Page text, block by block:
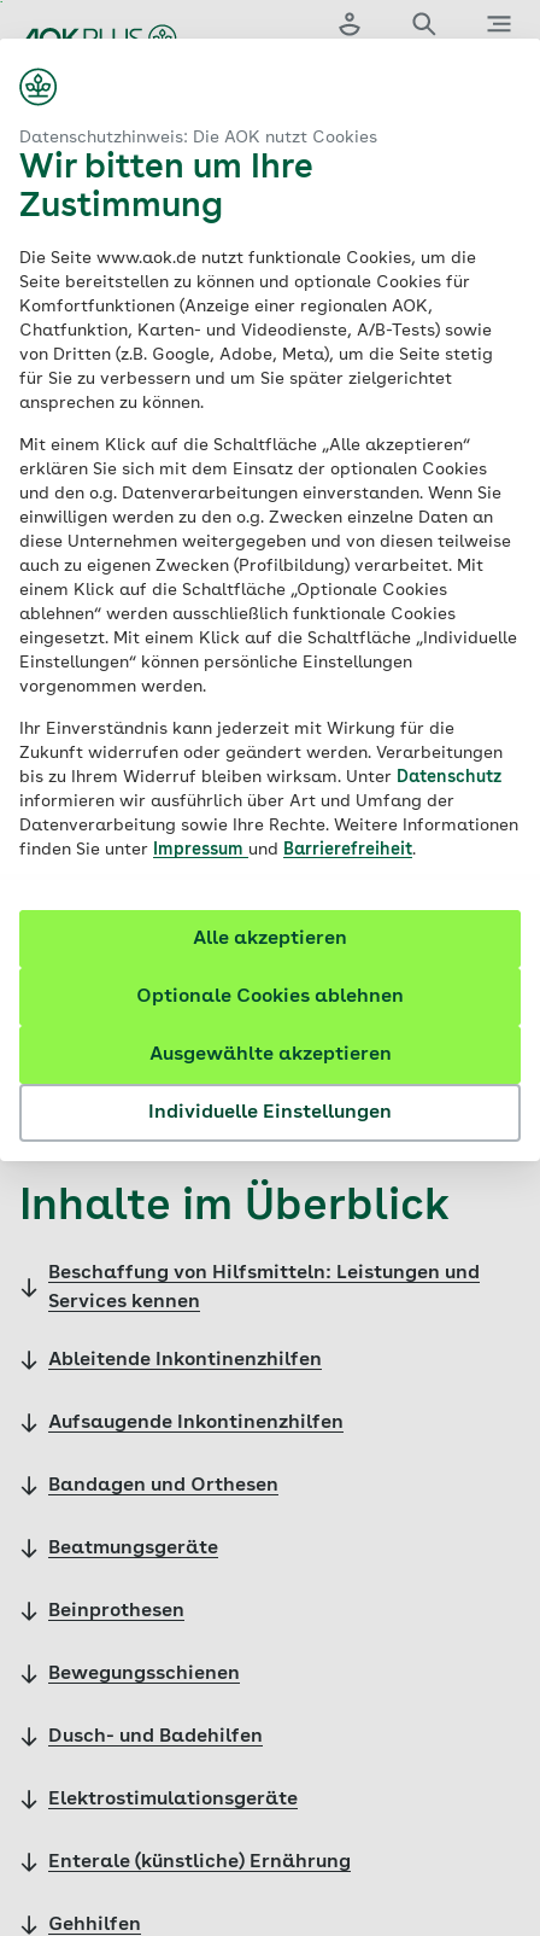
Datenschutzhinweis: Die AOK nutzt Cookies
Wir bitten um Ihre
Zustimmung
Die Seite www.aok.de nutzt funktionale Cookies, um die
Seite bereitstellen zu können und optionale Cookies für
Komfortfunktionen (Anzeige einer regionalen AOK,
Chatfunktion, Karten- und Videodienste, A/B-Tests) sowie
von Dritten (z.B. Google, Adobe, Meta), um die Seite stetig
für Sie zu verbessern und um Sie später zielgerichtet
ansprechen zu können.
Mit einem Klick auf die Schaltfläche „Alle akzeptieren“
erklären Sie sich mit dem Einsatz der optionalen Cookies
und den o.g. Datenverarbeitungen einverstanden. Wenn Sie
einwilligen werden zu den o.g. Zwecken einzelne Daten an
diese Unternehmen weitergegeben und von diesen teilweise
auch zu eigenen Zwecken (Profilbildung) verarbeitet. Mit
einem Klick auf die Schaltfläche „Optionale Cookies
ablehnen“ werden ausschließlich funktionale Cookies
eingesetzt. Mit einem Klick auf die Schaltfläche „Individuelle
Einstellungen“ können persönliche Einstellungen
vorgenommen werden.
Ihr Einverständnis kann jederzeit mit Wirkung für die
Zukunft widerrufen oder geändert werden. Verarbeitungen
bis zu Ihrem Widerruf bleiben wirksam. Unter Datenschutz
informieren wir ausführlich über Art und Umfang der
Datenverarbeitung sowie Ihre Rechte. Weitere Informationen
finden Sie unter
Impressum und Barrierefreiheit.
Individuelle Einstellungen
Ausgewählte akzeptieren
Optionale Cookies ablehnen
Alle akzeptieren
Hauptinhalt
springen
Hilfsmittel:
Übersicht der
Vertragsinhalte
Hilfsmittel helfen Menschen mit einer
Erkrankung oder Behinderung, den Alltag
selbstbestimmt zu meistern und
schmerzfrei zu leben. Die Produktpalette
der Hilfsmittel ist groß und für viele
Hilfsmittel gibt es individuell
zugeschnittene Verträge. Auf dieser Seite
Inhalte im Überblick
Beschaffung von Hilfsmitteln: Leistungen und
Services kennen
Ableitende Inkontinenzhilfen
Aufsaugende Inkontinenzhilfen
Bandagen und Orthesen
Beatmungsgeräte
Beinprothesen
Bewegungsschienen
Dusch- und Badehilfen
Elektrostimulationsgeräte
Enterale (künstliche) Ernährung
Gehhilfen